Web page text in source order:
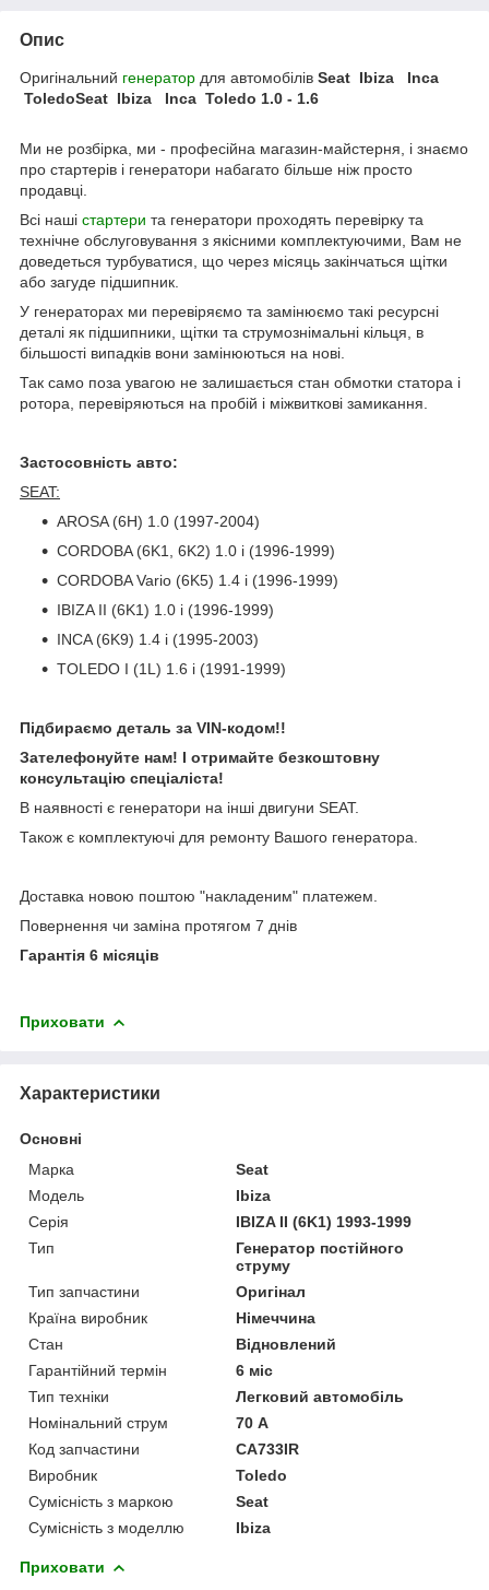
Опис
Оригінальний генератор для автомобілів Seat Ibiza Inca
ToledoSeat Ibiza Inca Toledo 1.0 - 1.6
Ми не розбірка, ми - професійна магазин-майстерня, і знаємо
про стартерів і генератори набагато більше ніж просто
продавці.
Всі наші стартери та генератори проходять перевірку та
технічне обслуговування з якісними комплектуючими, Вам не
доведеться турбуватися, що через місяць закінчаться щітки
або загуде підшипник.
У генераторах ми перевіряємо та замінюємо такі ресурсні
деталі як підшипники, щітки та струмознімальні кільця, в
більшості випадків вони замінюються на нові.
Так само поза увагою не залишається стан обмотки статора і
ротора, перевіряються на пробій і міжвиткові замикання.
Застосовність авто:
SEAT:
AROSA (6H) 1.0 (1997-2004)
CORDOBA (6K1, 6K2) 1.0 i (1996-1999)
CORDOBA Vario (6K5) 1.4 i (1996-1999)
IBIZA II (6K1) 1.0 i (1996-1999)
INCA (6K9) 1.4 i (1995-2003)
TOLEDO I (1L) 1.6 i (1991-1999)
Підбираємо деталь за VIN-кодом!!
Зателефонуйте нам! І отримайте безкоштовну
консультацію спеціаліста!
В наявності є генератори на інші двигуни SEAT.
Також є комплектуючі для ремонту Вашого генератора.
Доставка новою поштою "накладеним" платежем.
Повернення чи заміна протягом 7 днів
Гарантія 6 місяців
Приховати
Характеристики
Основні
Марка
Seat
Модель
Ibiza
Серія
IBIZA II (6K1) 1993-1999
Тип
Генератор постійного
струму
Тип запчастини
Оригінал
Країна виробник
Німеччина
Стан
Відновлений
Гарантійний термін
6 міс
Тип техніки
Легковий автомобіль
Номінальний струм
70 А
Код запчастини
CA733IR
Виробник
Toledo
Сумісність з маркою
Seat
Сумісність з моделлю
Ibiza
Приховати